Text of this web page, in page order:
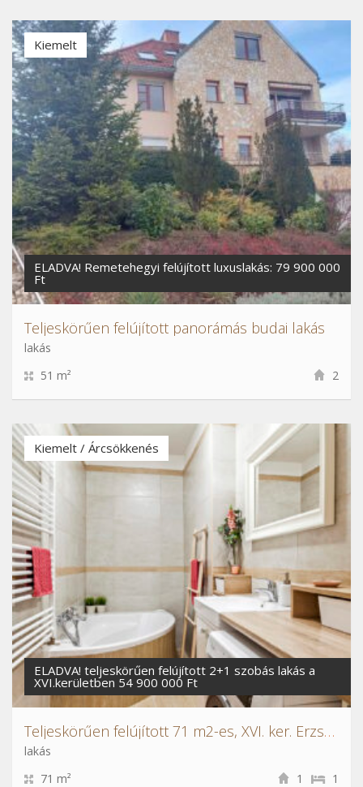
ELADVA! Remetehegyi felújított luxuslakás: 79 900 000
Ft
Kiemelt
Teljeskörűen felújított panorámás budai lakás
lakás
51 m²
2
ELADVA! teljeskörűen felújított 2+1 szobás lakás a
XVI.kerületben 54 900 000 Ft
Kiemelt / Árcsökkenés
Teljeskörűen felújított 71 m2-es, XVI. ker. Erzsébetligeti lakás
lakás
71 m²
1
1